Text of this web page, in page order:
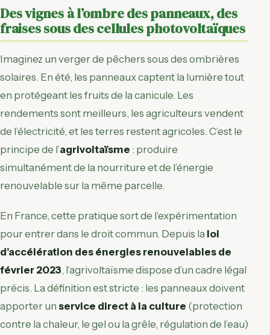
Des vignes à l’ombre des panneaux, des
fraises sous des cellules photovoltaïques
Imaginez un verger de pêchers sous des ombrières
solaires. En été, les panneaux captent la lumière tout
en protégeant les fruits de la canicule. Les
rendements sont meilleurs, les agriculteurs vendent
de l’électricité, et les terres restent agricoles. C’est le
principe de l’agrivoltaïsme : produire
simultanément de la nourriture et de l’énergie
renouvelable sur la même parcelle.
En France, cette pratique sort de l’expérimentation
pour entrer dans le droit commun. Depuis la loi
d’accélération des énergies renouvelables de
février 2023, l’agrivoltaïsme dispose d’un cadre légal
précis. La définition est stricte : les panneaux doivent
apporter un service direct à la culture (protection
contre la chaleur, le gel ou la grêle, régulation de l’eau)